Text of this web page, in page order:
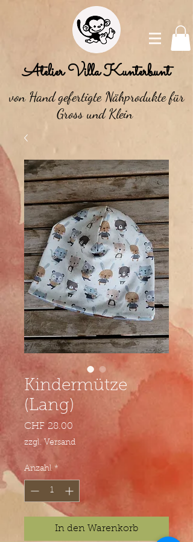
Atelier Villa Kunterbunt
von Hand gefertigte Nähprodukte für
Gross und Klein
Kindermütze
(Lang)
CHF 28.00
zzgl. Versand
Anzahl *
In den Warenkorb